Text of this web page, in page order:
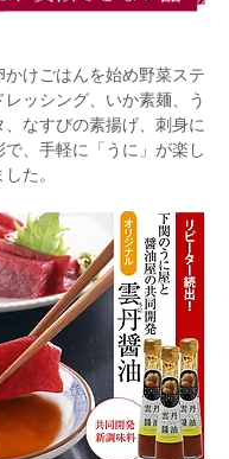
かけごはんを始め野菜ステ
レッシング、いか素麺、う
なすびの素揚げ、刺身に
で、手軽に「うに」が楽し
た。